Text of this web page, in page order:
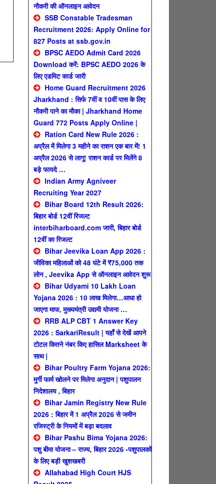
नौकरी की ऑनलाइन आवेदन
SSB Constable Tradesman
Recruitment 2026: Apply Online for
827 Posts at ssb.gov.in
BPSC AEDO Admit Card 2026
Download करें: BPSC AEDO 2026 के
लिए एडमिट कार्ड जारी
Home Guard Recruitment 2026
Jharkhand : सिर्फ 7वीं व 10वीं पास के लिए
नौकरी पाने का मौका | Jharkhand Home
Guard 772 Posts Apply Online |
Ration Card New Rule 2026 :
अप्रैल में मिलेगा 3 महीने का राशन एक बार में! 1
अप्रैल 2026 से लागू! राशन कार्ड पर मिलेंगे 8
बड़े फायदे …
Indian Army Agniveer
Recruiting Year 2027
Bihar Board 12th Result 2026:
बिहार बोर्ड 12वीं रिजल्ट
interbiharboard.com जारी, बिहार बोर्ड
12वीं का रिजल्ट
Bihar Jeevika Loan App 2026 :
जीविका महिलाओं को 48 घंटे में ₹75,000 तक
लोन , Jeevika App से ऑनलाइन आवेदन शुरू
Bihar Udyami 10 Lakh Loan
Yojana 2026 : 10 लाख मिलेगा…आधा हो
जाएगा माफ, मुख्यमंत्री उद्यमी योजना …
RRB ALP CBT 1 Answer Key
2026 : SarkariResult | यहाँ से देखें आपने
टोटल कितने नंबर किए हासिल Marksheet के
साथ |
Bihar Poultry Farm Yojana 2026:
मुर्गी फार्म खोलने पर मिलेगा अनुदान | पशुपालन
निदेशालय , बिहार
Bihar Jamin Registry New Rule
2026 : बिहार में 1 अप्रैल 2026 से जमीन
रजिस्ट्री के नियमों में बड़ा बदलाव
Bihar Pashu Bima Yojana 2026:
पशु बीमा योजना – राज्य, बिहार 2026 -पशुपालकों
के लिए बड़ी खुशखबरी
Allahabad High Court HJS